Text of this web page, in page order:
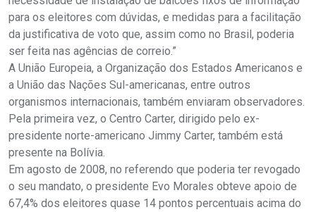
para os eleitores com dúvidas, e medidas para a facilitação
da justificativa de voto que, assim como no Brasil, poderia
ser feita nas agências de correio.”
A União Europeia, a Organização dos Estados Americanos e
a União das Nações Sul-americanas, entre outros
organismos internacionais, também enviaram observadores.
Pela primeira vez, o Centro Carter, dirigido pelo ex-
presidente norte-americano Jimmy Carter, também está
presente na Bolívia.
Em agosto de 2008, no referendo que poderia ter revogado
o seu mandato, o presidente Evo Morales obteve apoio de
67,4% dos eleitores quase 14 pontos percentuais acima do